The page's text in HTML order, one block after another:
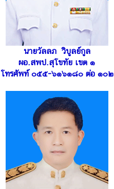
นายวัลลภ วิบูลย์กูล
ผอ.สพป.สุโขทัย เขต ๑
โทรศัพท์ ๐๕๕-๖๑๖๑๘๐ ต่อ ๑๐๒